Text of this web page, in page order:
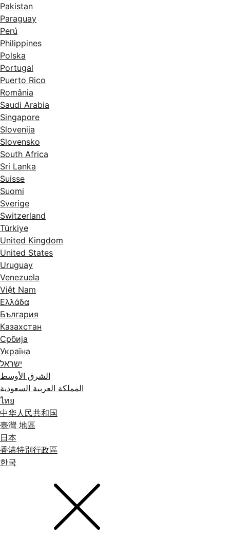
Pakistan
Paraguay
Perú
Philippines
Polska
Portugal
Puerto Rico
România
Saudi Arabia
Singapore
Slovenija
Slovensko
South Africa
Sri Lanka
Suisse
Suomi
Sverige
Switzerland
Türkiye
United Kingdom
United States
Uruguay
Venezuela
Việt Nam
Ελλάδα
България
Казахстан
Србија
Україна
ישראל
الشرق الأوسط
المملكة العربية السعودية
ไทย
中华人民共和国
臺灣 地區
日本
香港特別行政區
한국